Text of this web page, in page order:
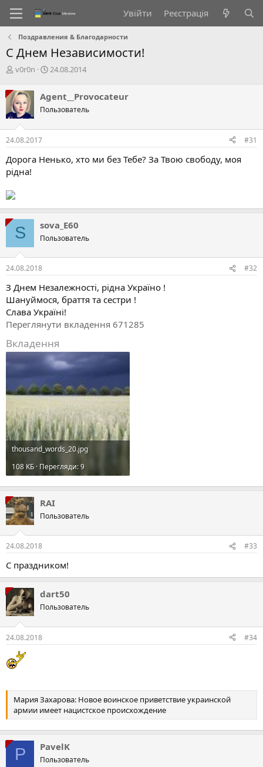
Увійти Реєстрація
Поздравления & Благодарности
С Днем Независимости!
А
т
о
р
т
е
м
v0r0n
Д
а
с
в
е
24.08.2014
Agent__Provocateur
Пользователь
24.08.2017 #31
Дорога Ненько, хто ми без Тебе? За Твою свободу, моя
рідна!
S sova_E60
Пользователь
24.08.2018 #32
З Днем Незалежності, рідна Україно !
Шануймося, браття та сестри !
Слава Україні!
Переглянути вкладення 671285
Вкладення
thousand_words_20.jpg
108 КБ · Перегляди: 9
RAI
Пользователь
24.08.2018 #33
С праздником!
dart50
Пользователь
24.08.2018 #34
Мария Захарова: Новое воинское приветствие украинской
армии имеет нацистское происхождение
P PavelK
Пользователь